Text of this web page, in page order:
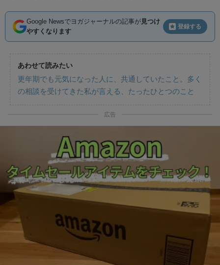
Google Newsでヨガジャーナルの記事が見つけ
やすくなります
登録する
あわせて読みたい
更年期でも元気になった人に、共通していたこと。多く
の相談を受けてきた私が言える、たったひとつのこと
広告